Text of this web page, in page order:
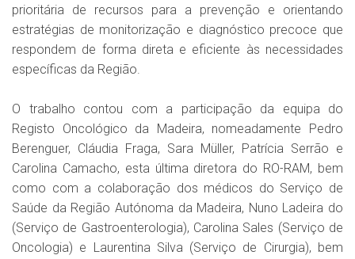
prioritária de recursos para a prevenção e orientando
estratégias de monitorização e diagnóstico precoce que
respondem de forma direta e eficiente às necessidades
específicas da Região.
O trabalho contou com a participação da equipa do
Registo Oncológico da Madeira, nomeadamente Pedro
Berenguer, Cláudia Fraga, Sara Müller, Patrícia Serrão e
Carolina Camacho, esta última diretora do RO-RAM, bem
como com a colaboração dos médicos do Serviço de
Saúde da Região Autónoma da Madeira, Nuno Ladeira do
(Serviço de Gastroenterologia), Carolina Sales (Serviço de
Oncologia) e Laurentina Silva (Serviço de Cirurgia), bem